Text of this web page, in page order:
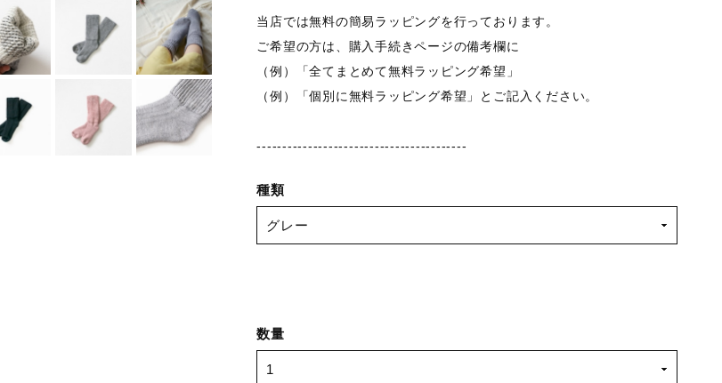
当店では無料の簡易ラッピングを行っております。
ご希望の方は、購入手続きページの備考欄に
（例）「全てまとめて無料ラッピング希望」
（例）「個別に無料ラッピング希望」とご記入ください。
-----------------------------------------
種類
数量